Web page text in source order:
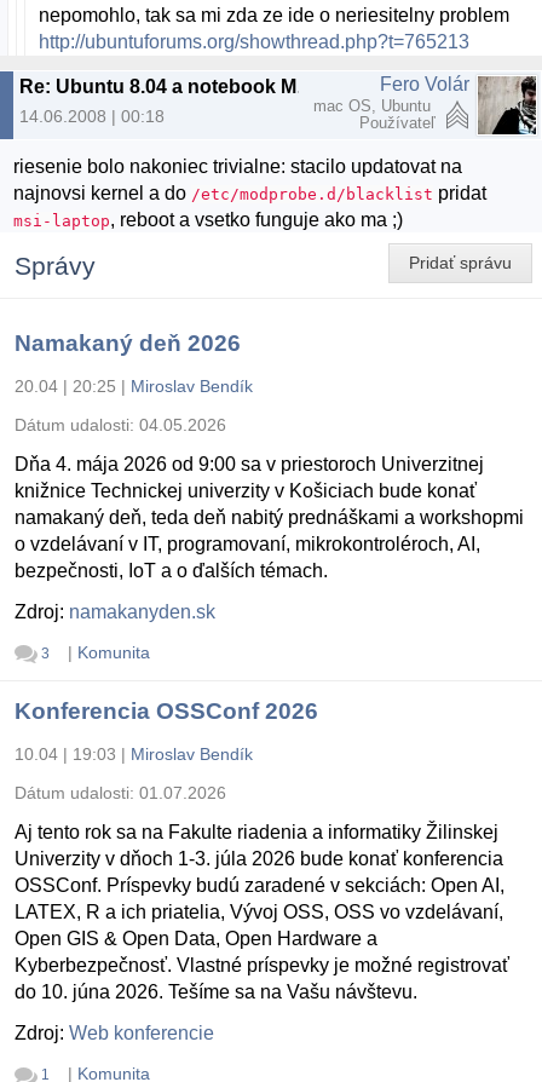
nepomohlo, tak sa mi zda ze ide o neriesitelny problem
http://ubuntuforums.org/showthread.php?t=765213
Re: Ubuntu 8.04 a notebook MSI S271
14.06.2008 | 00:18
Fero Volár
mac OS, Ubuntu
Používateľ
riesenie bolo nakoniec trivialne: stacilo updatovat na
najnovsi kernel a do /etc/modprobe.d/blacklist pridat
msi-laptop, reboot a vsetko funguje ako ma ;)
Pridať správu
Správy
Namakaný deň 2026
20.04 | 20:25 | Miroslav Bendík
Dátum udalosti: 04.05.2026
Dňa 4. mája 2026 od 9:00 sa v priestoroch Univerzitnej
knižnice Technickej univerzity v Košiciach bude konať
namakaný deň, teda deň nabitý prednáškami a workshopmi
o vzdelávaní v IT, programovaní, mikrokontroléroch, AI,
bezpečnosti, IoT a o ďalších témach.
Zdroj: namakanyden.sk
3 | Komunita
Konferencia OSSConf 2026
10.04 | 19:03 | Miroslav Bendík
Dátum udalosti: 01.07.2026
Aj tento rok sa na Fakulte riadenia a informatiky Žilinskej
Univerzity v dňoch 1-3. júla 2026 bude konať konferencia
OSSConf. Príspevky budú zaradené v sekciách: Open AI,
LATEX, R a ich priatelia, Vývoj OSS, OSS vo vzdelávaní,
Open GIS & Open Data, Open Hardware a
Kyberbezpečnosť. Vlastné príspevky je možné registrovať
do 10. júna 2026. Tešíme sa na Vašu návštevu.
Zdroj: Web konferencie
1 | Komunita